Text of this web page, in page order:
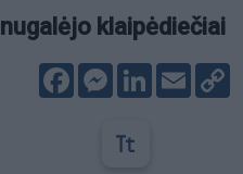
klaipėdiečiai
FacebookMessenger
LinkedIn
Email